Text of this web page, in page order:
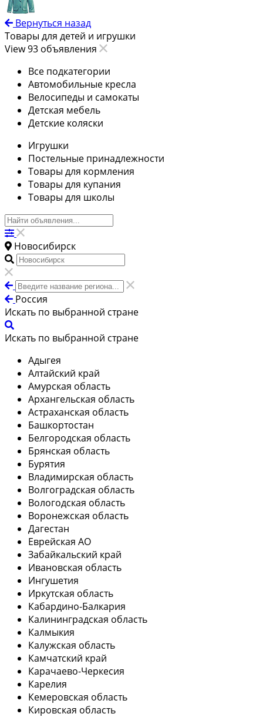
Вернуться назад
Товары для детей и игрушки
View 93 объявления
Все подкатегории
Автомобильные кресла
Велосипеды и самокаты
Детская мебель
Детские коляски
Игрушки
Постельные принадлежности
Товары для кормления
Товары для купания
Товары для школы
Новосибирск
Россия
Искать по выбранной стране
Искать по выбранной стране
Адыгея
Алтайский край
Амурская область
Архангельская область
Астраханская область
Башкортостан
Белгородская область
Брянская область
Бурятия
Владимирская область
Волгоградская область
Вологодская область
Воронежская область
Дагестан
Еврейская АО
Забайкальский край
Ивановская область
Ингушетия
Иркутская область
Кабардино-Балкария
Калининградская область
Калмыкия
Калужская область
Камчатский край
Карачаево-Черкесия
Карелия
Кемеровская область
Кировская область